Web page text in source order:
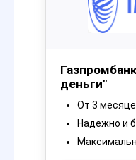
деньги"
От 3
Надежно и